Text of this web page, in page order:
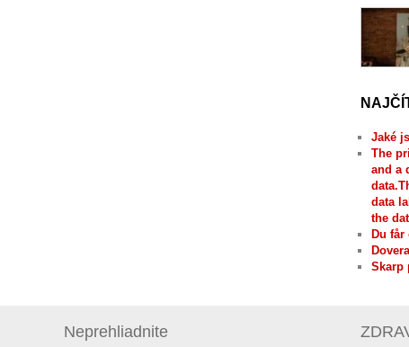
Jaké
The
and a
data
the
Du
Skarp
Neprehliadnite